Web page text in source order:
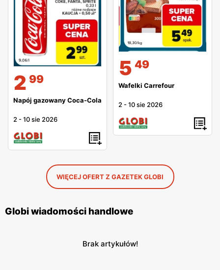
2 99
Napój gazowany Coca-Cola
2 -10 sie 2026
5 49
Wafelki Carrefour
2 -10 sie 2026
WIĘCEJ OFERT Z GAZETEK GLOBI
Globi wiadomości handlowe
Brak artykułów!